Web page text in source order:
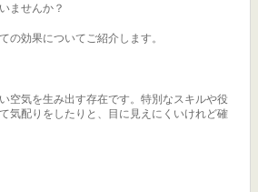
ませんか？
の効果についてご紹介します。
空気を生み出す存在です。特別なスキルや役
気配りをしたりと、目に見えにくいけれど確